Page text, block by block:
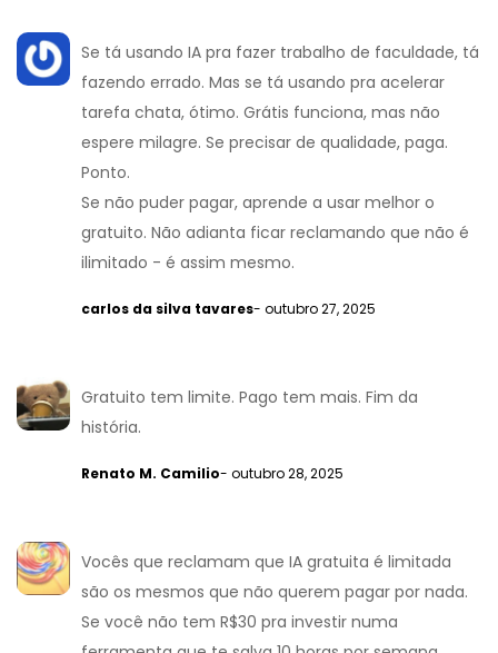
Se tá usando IA pra fazer trabalho de faculdade, tá
fazendo errado. Mas se tá usando pra acelerar
tarefa chata, ótimo. Grátis funciona, mas não
espere milagre. Se precisar de qualidade, paga.
Ponto.
Se não puder pagar, aprende a usar melhor o
gratuito. Não adianta ficar reclamando que não é
ilimitado - é assim mesmo.
carlos da silva tavares- outubro 27, 2025
Gratuito tem limite. Pago tem mais. Fim da
história.
Renato M. Camilio- outubro 28, 2025
Vocês que reclamam que IA gratuita é limitada
são os mesmos que não querem pagar por nada.
Se você não tem R$30 pra investir numa